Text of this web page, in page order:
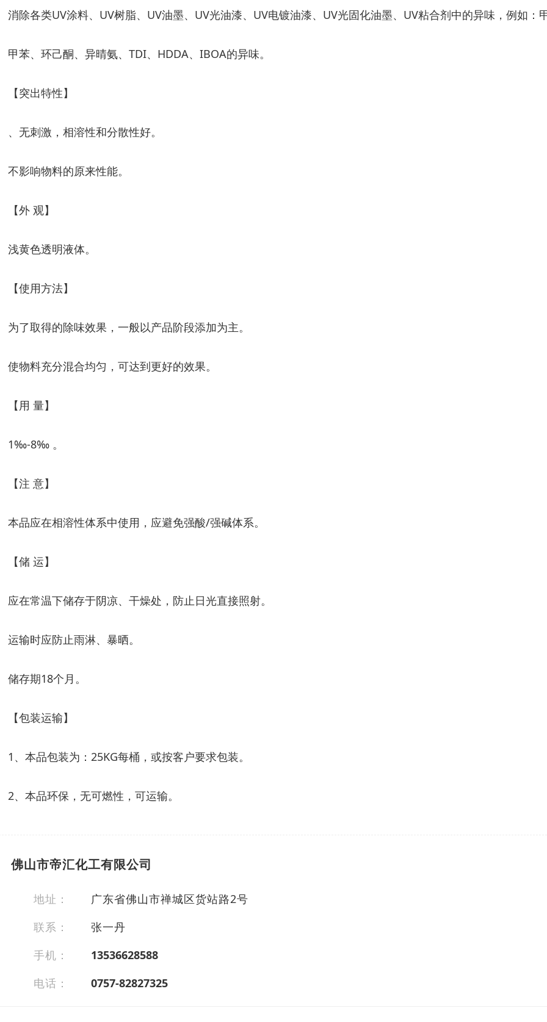
消除各类UV涂料、UV树脂、UV油墨、UV光油漆、UV电镀油漆、UV光固化油墨、UV粘合剂中的异味，例如：
甲苯、环己酮、异晴氨、TDI、HDDA、IBOA的异味。
【突出特性】
、无刺激，相溶性和分散性好。
不影响物料的原来性能。
【外 观】
浅黄色透明液体。
【使用方法】
为了取得的除味效果，一般以产品阶段添加为主。
使物料充分混合均匀，可达到更好的效果。
【用 量】
1‰-8‰ 。
【注 意】
本品应在相溶性体系中使用，应避免强酸/强碱体系。
【储 运】
应在常温下储存于阴凉、干燥处，防止日光直接照射。
运输时应防止雨淋、暴晒。
储存期18个月。
【包装运输】
1、本品包装为：25KG每桶，或按客户要求包装。
2、本品环保，无可燃性，可运输。
佛山市帝汇化工有限公司
地址：
广东省佛山市禅城区货站路2号
联系：
张一丹
手机：
13536628588
电话：
0757-82827325